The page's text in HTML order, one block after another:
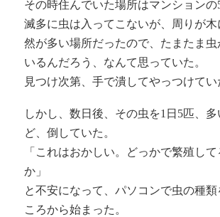
その時住んでいた場所はマンションの5
滅多に虫は入ってこないが、周りが木
然が多い場所だったので、たまたま
いるんだろう、なんて思っていた。
見つけ次第、手で潰してやっつけてい
しかし、数日後、その虫を1日5匹、多
ど、倒していた。
「これはおかしい。どっかで繁殖し
か」
と不安になって、パソコンで虫の種類
ころから始まった。